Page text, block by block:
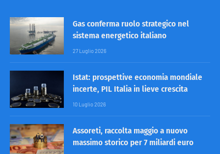
Gas conferma ruolo strategico nel
sistema energetico italiano
27 Luglio 2026
Istat: prospettive economia mondiale
incerte, PIL Italia in lieve crescita
10 Luglio 2026
Assoreti, raccolta maggio a nuovo
massimo storico per 7 miliardi euro